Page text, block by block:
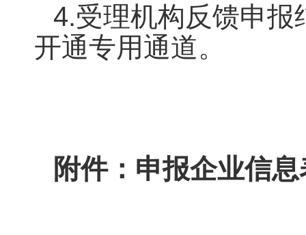
4.受理机构反馈申
开通专用通道。
附件：申报企业信息